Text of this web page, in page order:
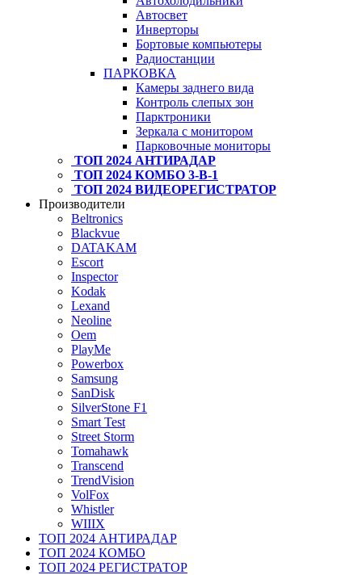
Автосвет
Инверторы
Бортовые компьютеры
Радиостанции
ПАРКОВКА
Камеры заднего вида
Контроль слепых зон
Парктроники
Зеркала с монитором
Парковочные мониторы
ТОП 2024 АНТИРАДАР
ТОП 2024 КОМБО 3-В-1
ТОП 2024 ВИДЕОРЕГИСТРАТОР
Производители
Beltronics
Blackvue
DATAKAM
Escort
Inspector
Kodak
Lexand
Neoline
Oem
PlayMe
Powerbox
Samsung
SanDisk
SilverStone F1
Smart Test
Street Storm
Tomahawk
Transcend
TrendVision
VolFox
Whistler
WIIIX
ТОП 2024 АНТИРАДАР
ТОП 2024 КОМБО
ТОП 2024 РЕГИСТРАТОР